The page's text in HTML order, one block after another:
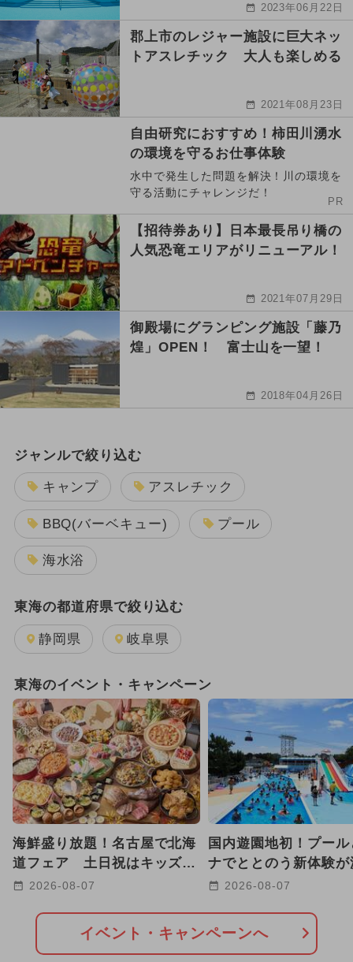
2023年06月22日
郡上市のレジャー施設に巨大ネッ
トアスレチック 大人も楽しめる
2021年08月23日
自由研究におすすめ！柿田川湧水
の環境を守るお仕事体験
水中で発生した問題を解決！川の環境を
守る活動にチャレンジだ！
PR
【招待券あり】日本最長吊り橋の
人気恐竜エリアがリニューアル！
2021年07月29日
御殿場にグランピング施設「藤乃
煌」OPEN！ 富士山を一望！
2018年04月26日
ジャンルで絞り込む
キャンプ アスレチック
BBQ(バーベキュー) プール
海水浴
東海の都道府県で絞り込む
静岡県 岐阜県
東海のイベント・キャンペーン
海鮮盛り放題！名古屋で北海
道フェア 土日祝はキッズメ
ニュー＆ハロウィンスイーツ
2026-08-07
国内遊園地初！プー
ナでととのう新体験が
パルパルに登場 8/
2026-08-07
イベント・キャンペーンへ